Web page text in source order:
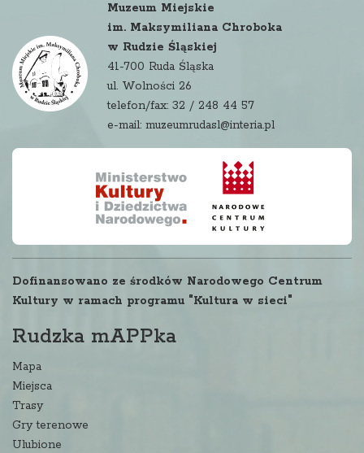
Muzeum Miejskie
im. Maksymiliana Chroboka
w Rudzie Śląskiej
41-700 Ruda Śląska
ul. Wolności 26
telefon/fax: 32 / 248 44 57
e-mail: muzeumrudasl@interia.pl
Dofinansowano ze środków Narodowego Centrum
Kultury w ramach programu "Kultura w sieci"
Rudzka mAPPka
Mapa
Miejsca
Trasy
Gry terenowe
Ulubione